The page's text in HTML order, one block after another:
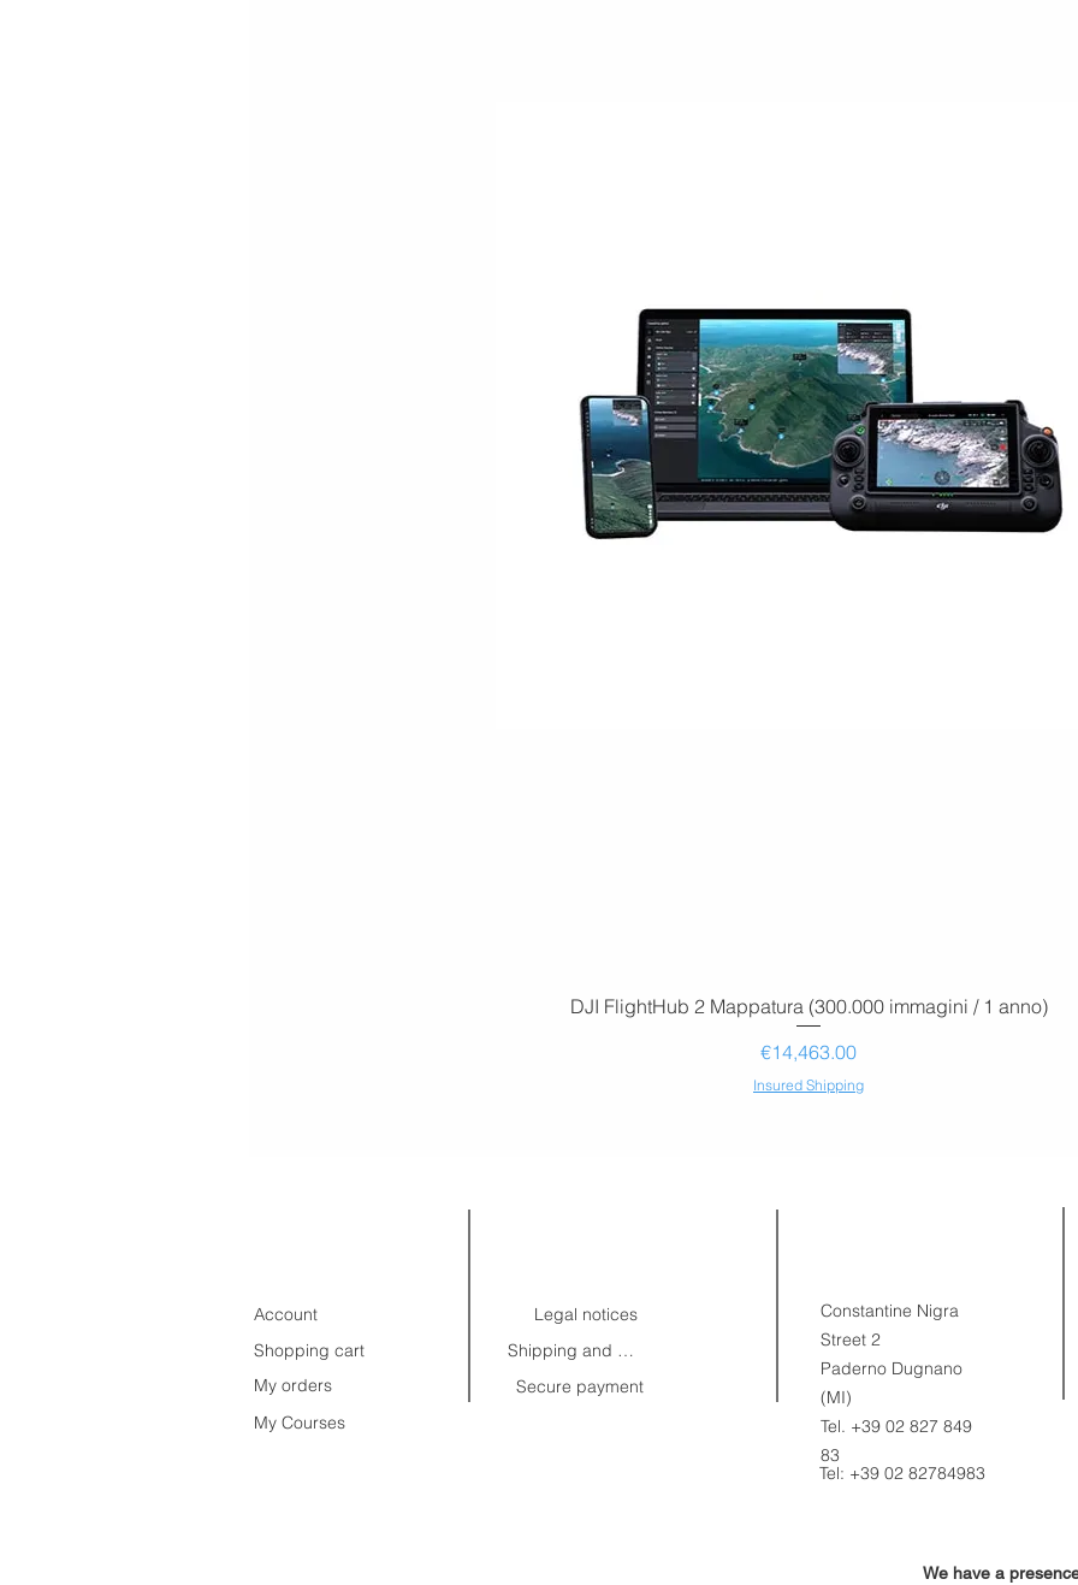
DJI FlightHub 2 Mappatura (300.000 immagini / 1 anno)
Price
€14,463.00
Insured Shipping
Account
Shopping cart
My orders
My Courses
Legal notices
Shipping and Returns
Secure payment
Constantine Nigra
Street 2
Paderno Dugnano
(MI)
Tel. +39 02 827 849
83
Tel: +39 02 82784983
We have a